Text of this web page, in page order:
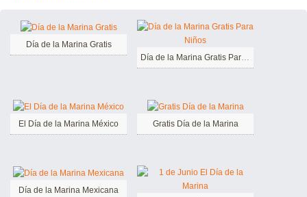
Día de la Marina Gratis
Día de la Marina Gratis Para Niños
El Día de la Marina México Gratis Día de la Marina
Día de la Marina Mexicana